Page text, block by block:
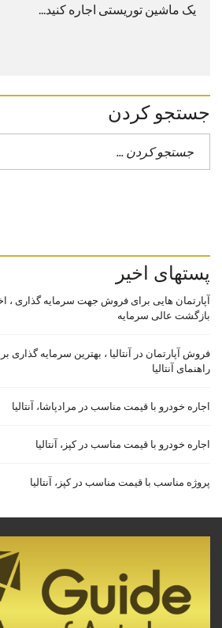
یک ماشین توریستی اجاره کنید...
جستجو کردن
پستهای اخیر
آپارتمان هایی برای فروش جهت سرمایه گذاری ،
بازگشت عالی سرمایه
فروش آپارتمان در آنتالیا ، بهترین سرمایه گذاری
راهنمای آنتالیا
اجاره خودرو با قیمت مناسب در مرادپاشا، آنتالیا
اجاره خودرو با قیمت مناسب در کپز، آنتالیا
پروژه مناسب با قیمت مناسب در کپز، آنتالیا